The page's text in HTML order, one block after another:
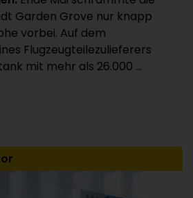
an Investor Apax
betroffen
30.07.2026
Garden Grove nur knapp
vorbei. Auf dem
Flugzeugteilezulieferers
mit mehr als 26.000 ...